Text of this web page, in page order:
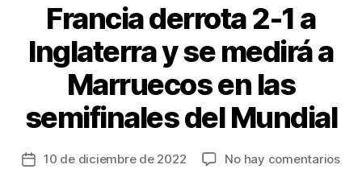
Francia derrota 2-1 a
Inglaterra y se medirá a
Marruecos en las
semifinales del Mundial
Fecha10 de diciembre de 2022 No hay comentariosen